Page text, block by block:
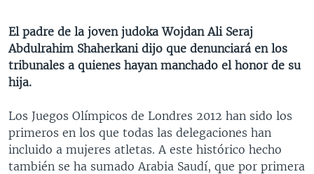
LAS CLAVES
PANORAMA
BUENOS DÍAS AMÉRICA
ESTADOS UNIDOS AL DÍA
FORO [RADIO]
DEPORTIVO INTERNACIONAL
NOTA ECONÓMICA
Learning English
SÍGANOS
Idiomas
El padre de la joven judoka Wojdan Ali Seraj
Abdulrahim Shaherkani dijo que denunciará en los
tribunales a quienes hayan manchado el honor de su
hija.
Los Juegos Olímpicos de Londres 2012 han sido los
primeros en los que todas las delegaciones han
incluido a mujeres atletas. A este histórico hecho
también se ha sumado Arabia Saudí, que por primera